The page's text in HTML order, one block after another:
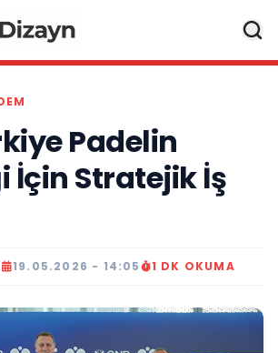
Padelin
İçin Stratejik İş
19.05.2026 - 14:05 1 DK OKUMA